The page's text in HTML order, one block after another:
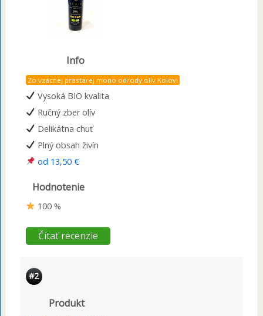
Info
Zo vzácnej prastarej mono odrody olív Kolovi
Vysoká BIO kvalita
Ručný zber olív
Delikátna chuť
Plný obsah živín
od 13,50 €
Hodnotenie
100 %
Čítať recenzie
#2
Produkt